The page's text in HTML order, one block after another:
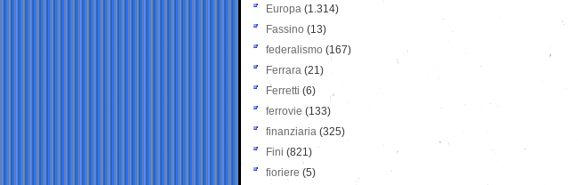
Europa (1.314)
Fassino (13)
federalismo (167)
Ferrara (21)
Ferretti (6)
ferrovie (133)
finanziaria (325)
Fini (821)
fioriere (5)